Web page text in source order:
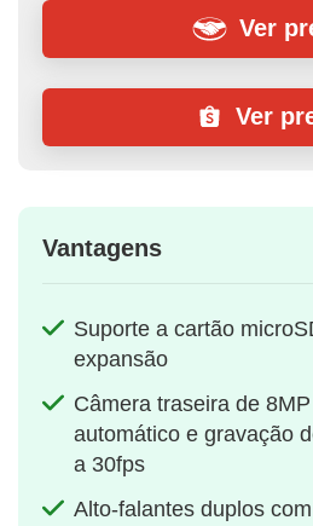
Ver
Ver
Vantagens
Suporte a cartão
expansão
Câmera traseira de
automático e gravação
a 30fps
Alto-falantes duplos